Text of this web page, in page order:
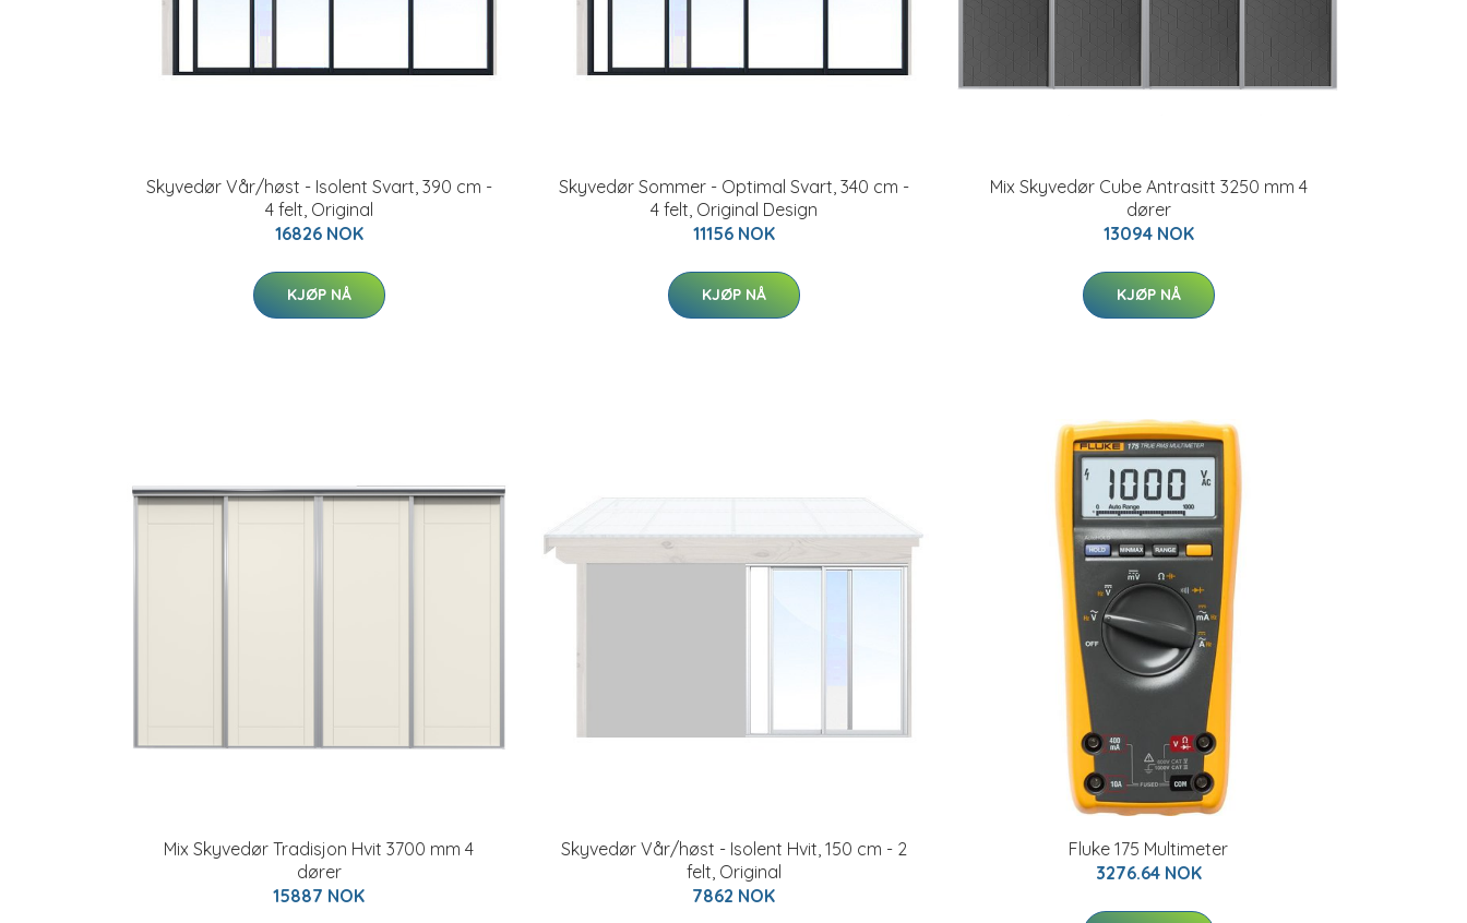
Skyvedør Vår/høst - Isolent Svart, 390 cm -
4 felt, Original
16826 NOK
KJØP NÅ
Skyvedør Sommer - Optimal Svart, 340 cm -
4 felt, Original Design
11156 NOK
KJØP NÅ
Mix Skyvedør Cube Antrasitt 3250 mm 4
dører
13094 NOK
KJØP NÅ
Mix Skyvedør Tradisjon Hvit 3700 mm 4
dører
15887 NOK
Skyvedør Vår/høst - Isolent Hvit, 150 cm - 2
felt, Original
7862 NOK
Fluke 175 Multimeter
3276.64 NOK